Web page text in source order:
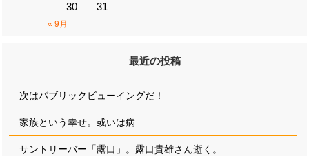
30
31
« 9月
最近の投稿
次はパブリックビューイングだ！
家族という幸せ。或いは病
サントリーバー「露口」。露口貴雄さん逝く。